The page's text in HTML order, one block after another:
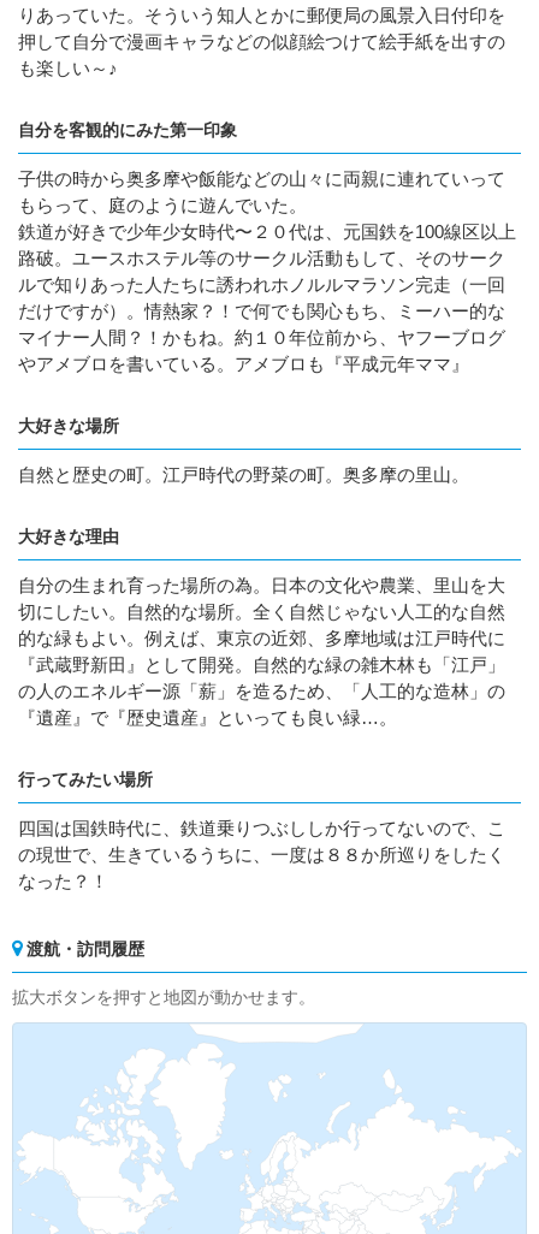
りあっていた。そういう知人とかに郵便局の風景入日付印を
押して自分で漫画キャラなどの似顔絵つけて絵手紙を出すの
も楽しい～♪
自分を客観的にみた第一印象
子供の時から奥多摩や飯能などの山々に両親に連れていって
もらって、庭のように遊んでいた。
鉄道が好きで少年少女時代〜２０代は、元国鉄を100線区以上
路破。ユースホステル等のサークル活動もして、そのサーク
ルで知りあった人たちに誘われホノルルマラソン完走（一回
だけですが）。情熱家？！で何でも関心もち、ミーハー的な
マイナー人間？！かもね。約１０年位前から、ヤフーブログ
やアメブロを書いている。アメブロも『平成元年ママ』
大好きな場所
自然と歴史の町。江戸時代の野菜の町。奥多摩の里山。
大好きな理由
自分の生まれ育った場所の為。日本の文化や農業、里山を大
切にしたい。自然的な場所。全く自然じゃない人工的な自然
的な緑もよい。例えば、東京の近郊、多摩地域は江戸時代に
『武蔵野新田』として開発。自然的な緑の雑木林も「江戸」
の人のエネルギー源「薪」を造るため、「人工的な造林」の
『遺産』で『歴史遺産』といっても良い緑…。
行ってみたい場所
四国は国鉄時代に、鉄道乗りつぶししか行ってないので、こ
の現世で、生きているうちに、一度は８８か所巡りをしたく
なった？！
渡航・訪問履歴
拡大ボタンを押すと地図が動かせます。